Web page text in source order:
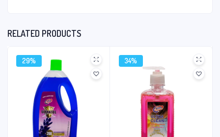
RELATED PRODUCTS
29% 34%